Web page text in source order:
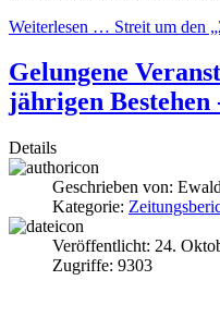
Weiterlesen … Streit um den
Gelungene
jährigen Bestehen
Details
Geschrieben von:
Kategorie:
Veröffentlicht: 24.
Zugriffe: 9303